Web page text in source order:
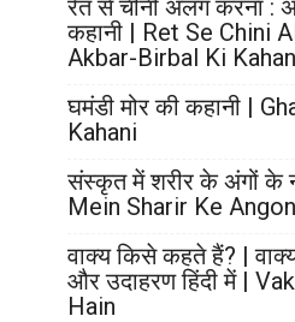
रेत से चीनी अलग करना :
कहानी | Ret Se Chini
Akbar-Birbal Ki
घमंडी मोर की कहानी |
Kahani
संस्कृत में शरीर के अंगों के
Mein Sharir Ke
वाक्य किसे कहते हैं? |
और उदाहरण हिंदी में |
Hain